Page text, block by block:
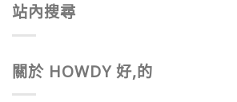
站內搜尋
關於 HOWDY 好,的